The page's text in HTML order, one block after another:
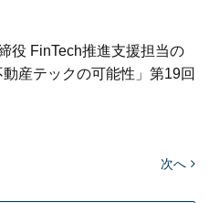
役 FinTech推進支援担当の
産テックの可能性」第19回
次へ